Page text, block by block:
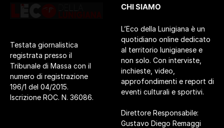
Testata giornalistica
registrata presso il
Tribunale di Massa con il
numero di registrazione
196/1 del 04/2015.
Iscrizione ROC. N. 36086.
CHI SIAMO
L’Eco della Lunigiana è un
quotidiano online dedicato
al territorio lunigianese e
non solo. Con interviste,
inchieste, video,
approfondimenti e report di
eventi culturali e sportivi.
Direttore Responsabile:
Gustavo Diego Remaggi